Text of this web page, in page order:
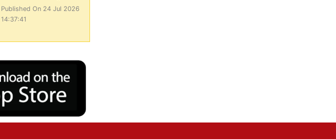
Published On 24 Jul 2026
14:37:41